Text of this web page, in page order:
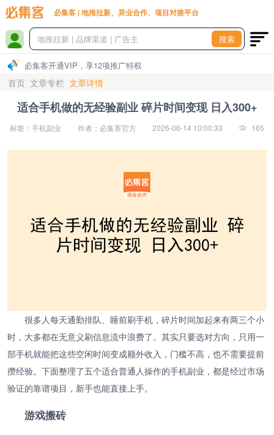
必集客 | 地推拉新、异业合作、项目对接平台
搜索
必集客开通VIP，享12项推广特权
首页 文章专栏 文章详情
适合手机做的无经验副业 碎片时间变现 日入300+
标签：手机副业 作者：必集客官方 2026-06-14 10:00:33 165
很多人每天通勤排队、睡前刷手机，碎片时间加起来有两三个小
时，大多都在无意义刷信息流中浪费了。其实只要选对方向，只用一
部手机就能把这些空闲时间变成额外收入，门槛不高，也不需要提前
攒经验。下面整理了五个适合普通人操作的手机副业，都是经过市场
验证的靠谱项目，新手也能直接上手。
游戏搬砖